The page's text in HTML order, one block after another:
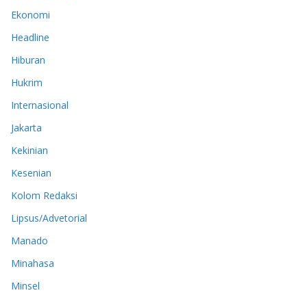
Ekonomi
Headline
Hiburan
Hukrim
Internasional
Jakarta
Kekinian
Kesenian
Kolom Redaksi
Lipsus/Advetorial
Manado
Minahasa
Minsel